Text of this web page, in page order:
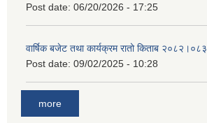
Post date: 06/20/2026 - 17:25
वार्षिक बजेट तथा कार्यक्रम रातो किताब २०८२।०८३
Post date: 09/02/2025 - 10:28
more